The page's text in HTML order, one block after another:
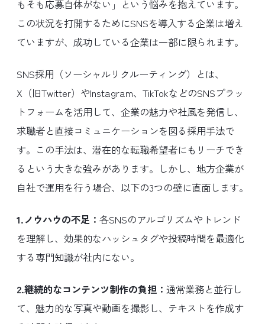
もそも応募自体がない」という悩みを抱えています。
この状況を打開するためにSNSを導入する企業は増え
ていますが、成功している企業は一部に限られます。
SNS採用（ソーシャルリクルーティング）とは、
X（旧Twitter）やInstagram、TikTokなどのSNSプラッ
トフォームを活用して、企業の魅力や社風を発信し、
求職者と直接コミュニケーションを図る採用手法で
す。この手法は、潜在的な転職希望者にもリーチでき
るという大きな強みがあります。しかし、地方企業が
自社で運用を行う場合、以下の3つの壁に直面します。
1.ノウハウの不足： 各SNSのアルゴリズムやトレンド
を理解し、効果的なハッシュタグや投稿時間を最適化
する専門知識が社内にない。
2.継続的なコンテンツ制作の負担： 通常業務と並行し
て、魅力的な写真や動画を撮影し、テキストを作成す